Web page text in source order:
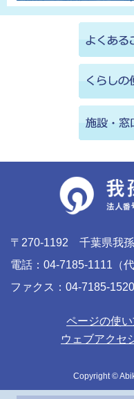
〒270-1192 千葉県我
電話：04-7185-1111（代
ファクス：04-7185-
ページの使
ウェブアクセ
Copyright ©